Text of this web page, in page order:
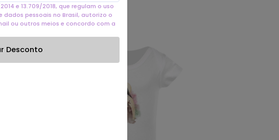
e 13.709/2018, que regulam o uso
pessoais no Brasil, autorizo o
ou outros meios e concordo com a
Desconto